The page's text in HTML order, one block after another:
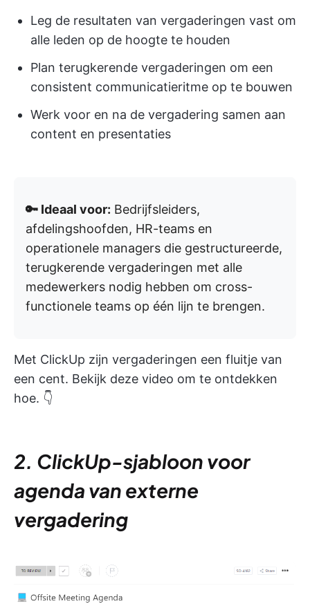
Leg de resultaten van vergaderingen vast om
alle leden op de hoogte te houden
Plan terugkerende vergaderingen om een
consistent communicatieritme op te bouwen
Werk voor en na de vergadering samen aan
content en presentaties
🔑 Ideaal voor: Bedrijfsleiders,
afdelingshoofden, HR-teams en
operationele managers die gestructureerde,
terugkerende vergaderingen met alle
medewerkers nodig hebben om cross-
functionele teams op één lijn te brengen.
Met ClickUp zijn vergaderingen een fluitje van
een cent. Bekijk deze video om te ontdekken
hoe. 👇
2. ClickUp-sjabloon voor
agenda van externe
vergadering